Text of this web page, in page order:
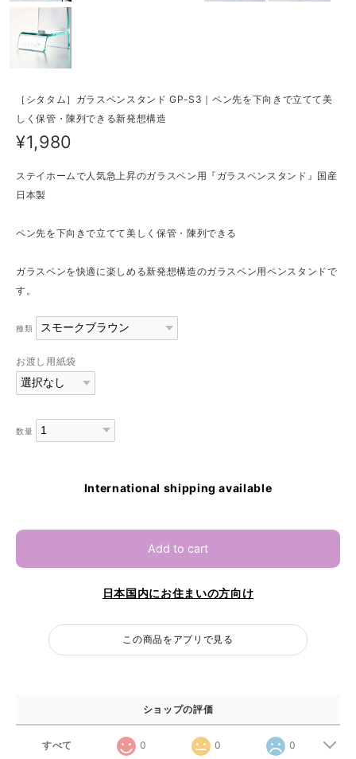
［シタタム］ガラスペンスタンド GP-S3｜ペン先を下向きで立てて美
しく保管・陳列できる新発想構造
¥1,980
ステイホームで人気急上昇のガラスペン用『ガラスペンスタンド』国産
日本製
ペン先を下向きで立てて美しく保管・陳列できる
ガラスペンを快適に楽しめる新発想構造のガラスペン用ペンスタンドで
す。
種類
お渡し用紙袋
数量
International shipping available
Add to cart
日本国内にお住まいの方向け
この商品をアプリで見る
ショップの評価
すべて 0 0 0